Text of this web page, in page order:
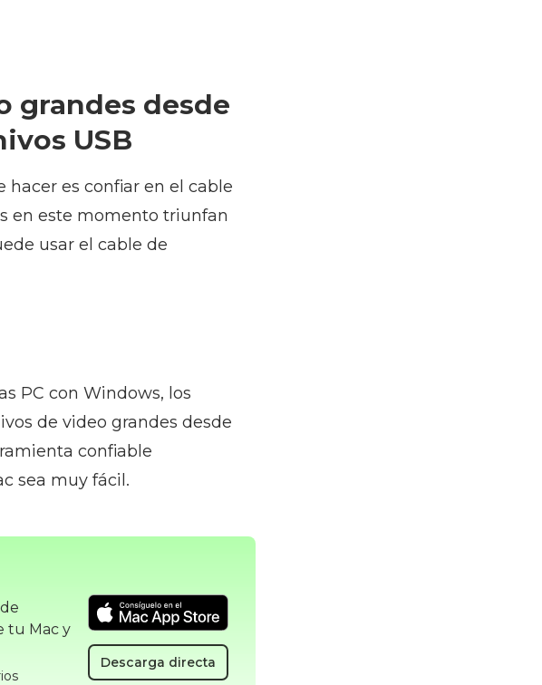
grandes desde
USB
hacer es confiar en el cable
en este momento triunfan
usar el cable de
PC con Windows, los
de video grandes desde
confiable
sea muy fácil.
tu Mac y
Descarga directa